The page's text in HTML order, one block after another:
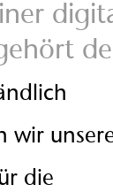
wir
die